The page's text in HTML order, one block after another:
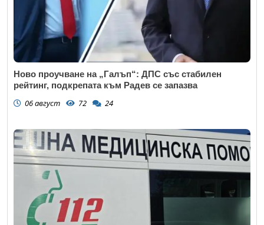
Ново проучване на „Галъп“: ДПС със стабилен
рейтинг, подкрепата към Радев се запазва
06 август 72 24